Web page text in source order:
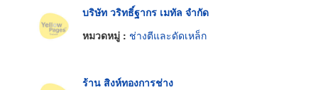
บริษัท วริทธิ์ฐากร เมทัล จำกัด
หมวดหมู่ : ช่างตีและดัดเหล็ก
ร้าน สิงห์ทองการช่าง